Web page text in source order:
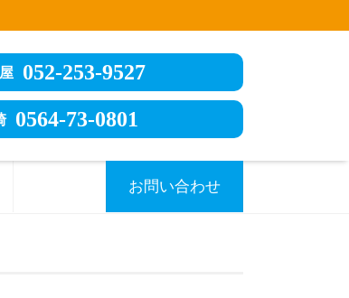
052-253-9527
0564-73-0801
お問い合わせ